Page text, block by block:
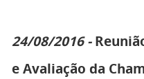
24/08/2016 -
e Avaliação da